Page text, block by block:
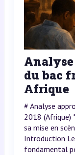
du bac
Afrique
# Analyse
2018 (Afrique)
sa mise en
Introduction
fondamental